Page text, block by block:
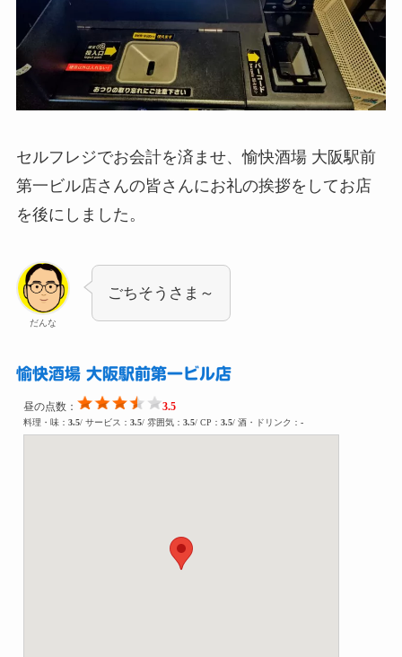
セルフレジでお会計を済ませ、愉快酒場 大阪駅前
第一ビル店さんの皆さんにお礼の挨拶をしてお店
を後にしました。
だんな
ごちそうさま～
愉快酒場 大阪駅前第一ビル店